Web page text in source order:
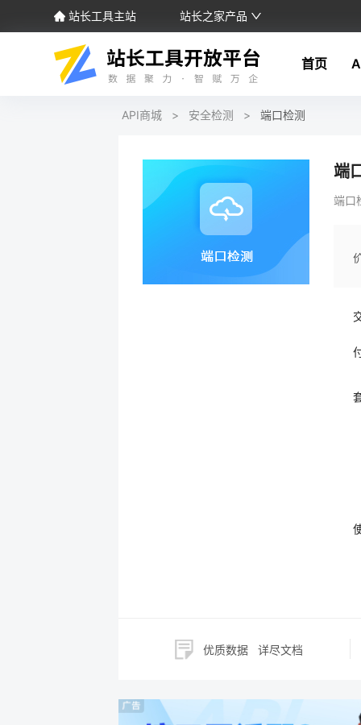
站长工具主站 站长之家产品
首页
API商城 > 安全检测 > 端口检测
端
端口
优质数据 详尽文档